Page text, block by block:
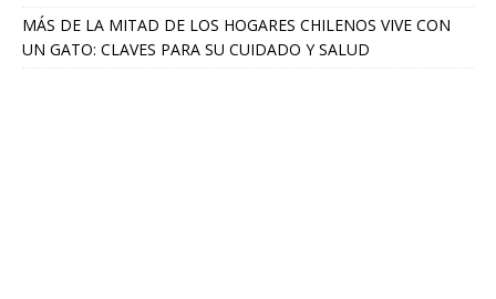
MÁS DE LA MITAD DE LOS HOGARES CHILENOS VIVE CON
UN GATO: CLAVES PARA SU CUIDADO Y SALUD